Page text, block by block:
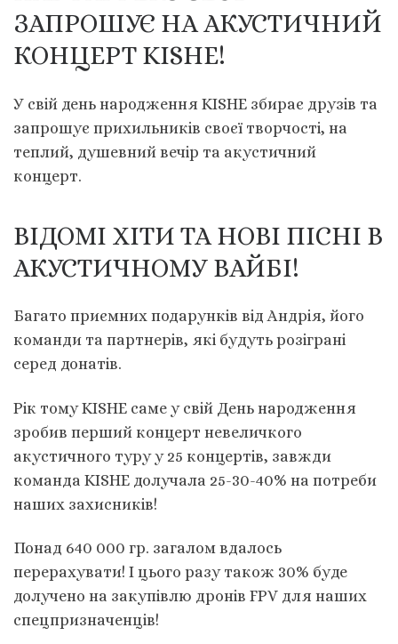
ЗАПРОШУЄ НА АКУСТИЧНИЙ
КОНЦЕРТ KISHE!
У свій день народження KISHE збирає друзів та
запрошує прихильників своєї творчості, на
теплий, душевний вечір та акустичний
концерт.
ВІДОМІ ХІТИ ТА НОВІ ПІСНІ В
АКУСТИЧНОМУ ВАЙБІ!
Багато приємних подарунків від Андрія, його
команди та партнерів, які будуть розіграні
серед донатів.
Рік тому KISHE саме у свій День народження
зробив перший концерт невеличкого
акустичного туру у 25 концертів, завжди
команда KISHE долучала 25-30-40% на потреби
наших захисників!
Понад 640 000 гр. загалом вдалось
перерахувати! І цього разу також 30% буде
долучено на закупівлю дронів FPV для наших
спецпризначенців!